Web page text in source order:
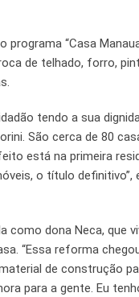
“Casa
de telhado, forro,
tendo a sua
São cerca de 80
está na primeira
o título definitivo”,
como dona Neca, que
“Essa reforma
de construção
para a gente. Eu